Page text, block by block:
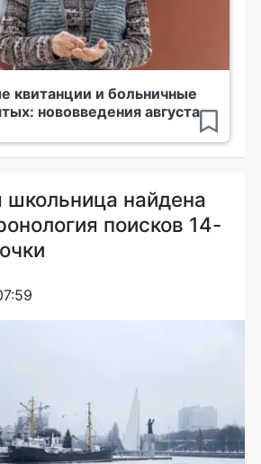
квитанции и больничные
нововведения августа
найдена
поисков 14-